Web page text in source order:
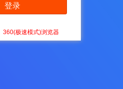
登录
360(极速模式)浏览器